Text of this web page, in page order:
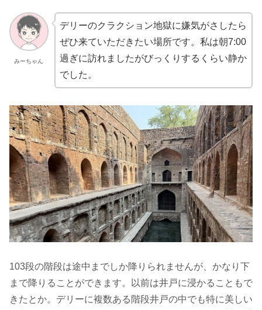
みーちゃん
デリーのクラクション地獄に嫌気がさしたら
ぜひ来ていただきたい場所です。私は朝7:00
過ぎに訪れましたがびっくりするくらい静か
でした。
103段の階段は途中までしか降りられませんが、かなり下
まで降りることができます。以前は井戸に浸かることもで
きたとか。デリーに複数ある階段井戸の中でも特に美しい